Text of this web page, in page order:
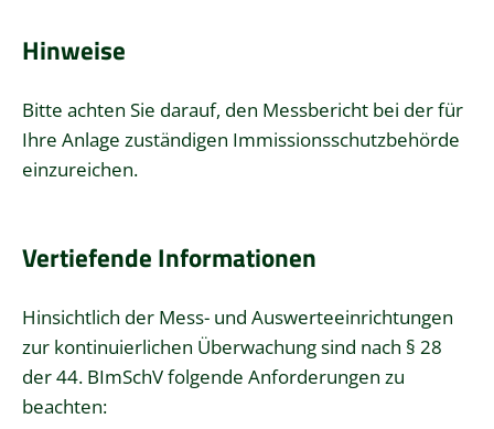
Hinweise
Bitte achten Sie darauf, den Messbericht bei der für
Ihre Anlage zuständigen Immissionsschutzbehörde
einzureichen.
Vertiefende Informationen
Hinsichtlich der Mess- und Auswerteeinrichtungen
zur kontinuierlichen Überwachung sind nach § 28
der 44. BImSchV folgende Anforderungen zu
beachten: